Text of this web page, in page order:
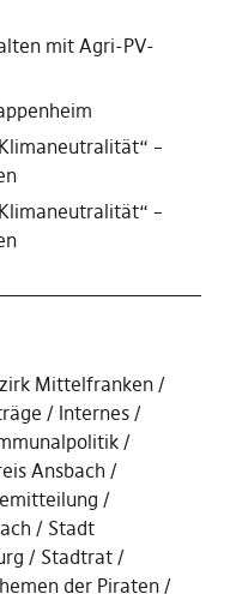
mit Agri-PV-
–
–
Mittelfranken
Internes
Ansbach
Stadt
Stadtrat
der Piraten